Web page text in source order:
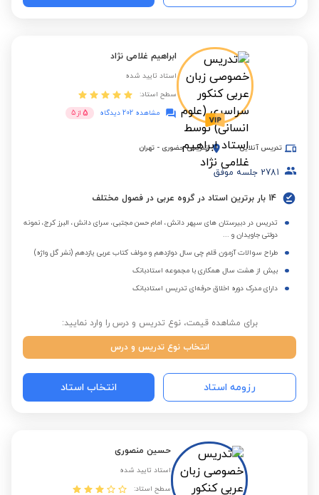
ابراهیم غلامی نژاد
استاد تایید شده
سطح استاد:
مشاهده 202 دیدگاه
5 از 5
تدریس آنلاین تدریس حضوری - تهران
2781 جلسه موفق
14 بار برترین استاد در گروه عربی در فصول مختلف
تدریس در دبیرستان های سپهر دانش، امام حسن مجتبی، سرای دانش، البرز کرج، نمونه
دولتی جاویدان و ...
طراح سوالات آزمون قلم چی سال دوازدهم و مولف کتاب عربی یازدهم (نشر گل واژه)
بیش از هشت سال همکاری با مجموعه استادبانک
دارای مدرک دوره اخلاق حرفه‌ای تدریس استادبانک
برای مشاهده قیمت، نوع تدریس و درس را وارد نمایید:
انتخاب نوع تدریس و درس
رزومه استاد انتخاب استاد
حسین منصوری
استاد تایید شده
سطح استاد: